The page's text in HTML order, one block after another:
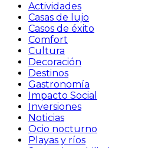
Actividades
Casas de lujo
Casos de éxito
Comfort
Cultura
Decoración
Destinos
Gastronomía
Impacto Social
Inversiones
Noticias
Ocio nocturno
Playas y ríos